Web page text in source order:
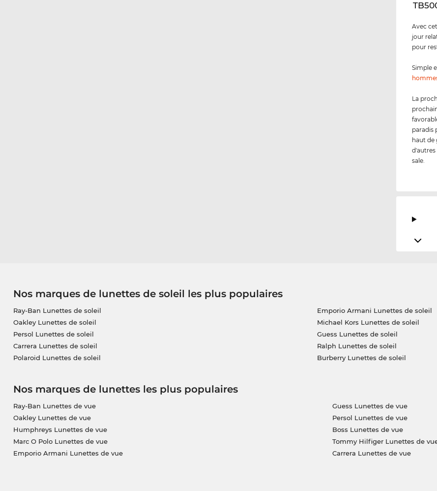
Avec
jour
pour
Simple
La
paradis
haut de
d'autres
sale.
Nos marques de lunettes de soleil les plus populaires
Ray-Ban Lunettes de soleil
Oakley Lunettes de soleil
Persol Lunettes de soleil
Carrera Lunettes de soleil
Polaroid Lunettes de soleil
Emporio Armani Lunettes de soleil
Michael Kors Lunettes de soleil
Guess Lunettes de soleil
Ralph Lunettes de soleil
Burberry Lunettes de soleil
Nos marques de lunettes les plus populaires
Ray-Ban Lunettes de vue
Oakley Lunettes de vue
Humphreys Lunettes de vue
Marc O Polo Lunettes de vue
Emporio Armani Lunettes de vue
Guess Lunettes de vue
Persol Lunettes de vue
Boss Lunettes de vue
Tommy Hilfiger Lunettes de
Carrera Lunettes de vue